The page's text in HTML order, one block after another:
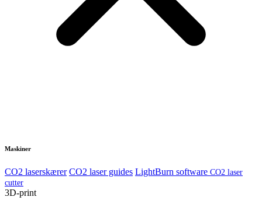
Maskiner
CO2 laserskærer CO2 laser guides LightBurn software CO2 laser
cutter
3D-print